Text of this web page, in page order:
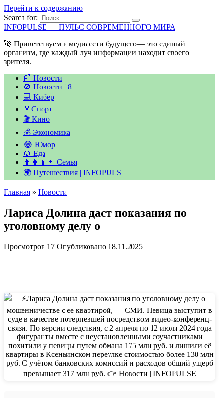
Перейти к содержанию
Search for:
INFOPULSE — ПУЛЬС СОВРЕМЕННОГО МИРА
🚀 Приветствуем в медиасети будущего— это единый
организм, где каждый луч информации находит своего
зрителя.
📰 Новости
🚫 Новости 18+
💻 Кибер
🏅Спорт
🎬 Кино
💰 Экономика
😂 Юмор
🍲 Еда
👨‍👩‍👧‍👦 Семья
🌍 Путешествия | INFOPULS
Главная » Новости
Лариса Долина даст показания по
уголовному делу о
Просмотров 17 Опубликовано 18.11.2025